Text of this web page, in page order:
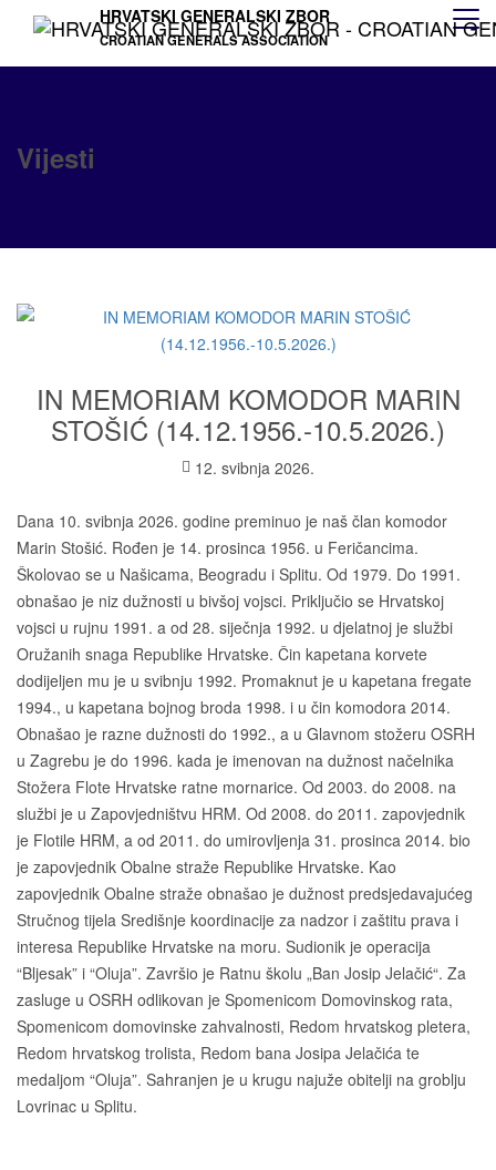
HRVATSKI GENERALSKI ZBOR
CROATIAN GENERALS ASSOCIATION
Vijesti
IN MEMORIAM KOMODOR MARIN
STOŠIĆ (14.12.1956.-10.5.2026.)
12. svibnja 2026.
Dana 10. svibnja 2026. godine preminuo je naš član komodor
Marin Stošić. Rođen je 14. prosinca 1956. u Feričancima.
Školovao se u Našicama, Beogradu i Splitu. Od 1979. Do 1991.
obnašao je niz dužnosti u bivšoj vojsci. Priključio se Hrvatskoj
vojsci u rujnu 1991. a od 28. siječnja 1992. u djelatnoj je službi
Oružanih snaga Republike Hrvatske. Čin kapetana korvete
dodijeljen mu je u svibnju 1992. Promaknut je u kapetana fregate
1994., u kapetana bojnog broda 1998. i u čin komodora 2014.
Obnašao je razne dužnosti do 1992., a u Glavnom stožeru OSRH
u Zagrebu je do 1996. kada je imenovan na dužnost načelnika
Stožera Flote Hrvatske ratne mornarice. Od 2003. do 2008. na
službi je u Zapovjedništvu HRM. Od 2008. do 2011. zapovjednik
je Flotile HRM, a od 2011. do umirovljenja 31. prosinca 2014. bio
je zapovjednik Obalne straže Republike Hrvatske. Kao
zapovjednik Obalne straže obnašao je dužnost predsjedavajućeg
Stručnog tijela Središnje koordinacije za nadzor i zaštitu prava i
interesa Republike Hrvatske na moru. Sudionik je operacija
“Bljesak” i “Oluja”. Završio je Ratnu školu „Ban Josip Jelačić“. Za
zasluge u OSRH odlikovan je Spomenicom Domovinskog rata,
Spomenicom domovinske zahvalnosti, Redom hrvatskog pletera,
Redom hrvatskog trolista, Redom bana Josipa Jelačića te
medaljom “Oluja”. Sahranjen je u krugu najuže obitelji na groblju
Lovrinac u Splitu.